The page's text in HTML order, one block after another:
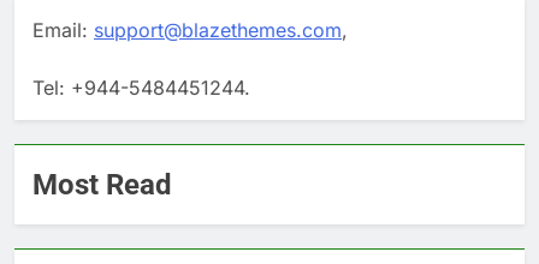
Email: support@blazethemes.com,
Tel: +944-5484451244.
Most Read